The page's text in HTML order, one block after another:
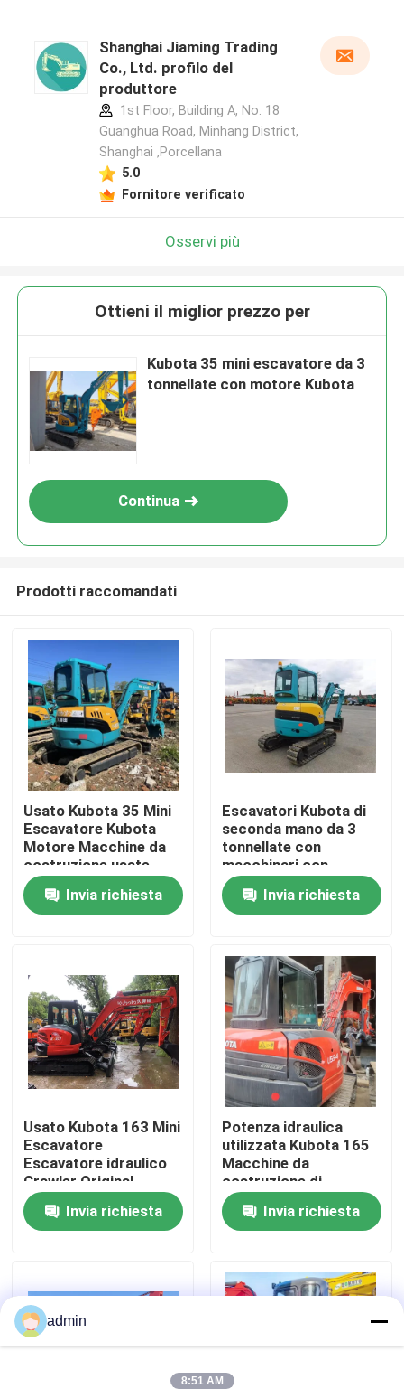
Casa.
Video
Su di noi
Controllo della qualità
Contattaci
Macchine per costruzioni stradali
Macchine da costruzione usate
Shanghai Jiaming Trading
Co., Ltd. profilo del
produttore
1st Floor, Building A, No. 18
Guanghua Road, Minhang District,
Shanghai ,Porcellana
5.0
Fornitore verificato
Osservi più
Ottieni il miglior prezzo per
Kubota 35 mini escavatore da 3
tonnellate con motore Kubota
Continua
Prodotti raccomandati
Usato Kubota 35 Mini
Escavatore Kubota
Motore Macchine da
costruzione usate
Invia richiesta
Escavatori Kubota di
seconda mano da 3
tonnellate con
macchinari con
motore Kubota
Invia richiesta
Usato Kubota 163 Mini
Escavatore
Escavatore idraulico
Crawler Original
Engine
Invia richiesta
Potenza idraulica
utilizzata Kubota 165
Macchine da
costruzione di
seconda mano
Invia richiesta
admin
8:51 AM